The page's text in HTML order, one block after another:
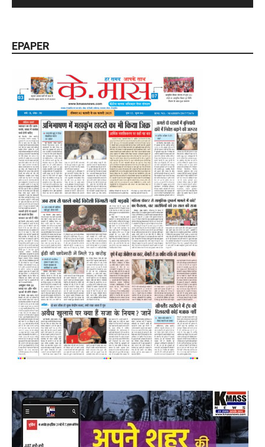
EPAPER